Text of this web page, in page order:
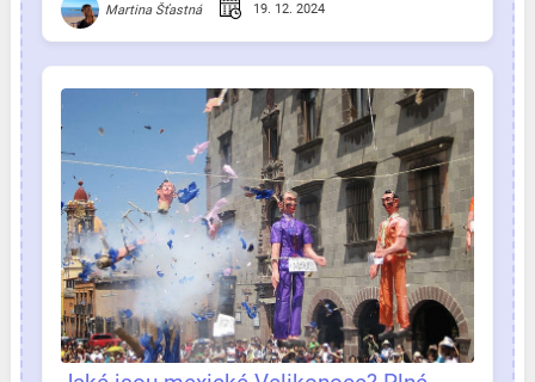
Martina Šťastná 19. 12. 2024